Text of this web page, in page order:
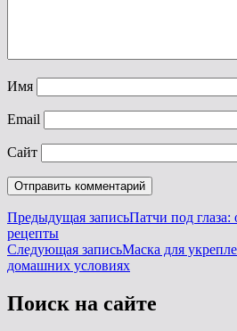
Имя
Email
Сайт
Навигация
по
записям
Предыдущая записьПатчи под
рецептыПредыдущая
запись
Следующая записьМаска для
домашних условияхСледующая
Поиск на сайте